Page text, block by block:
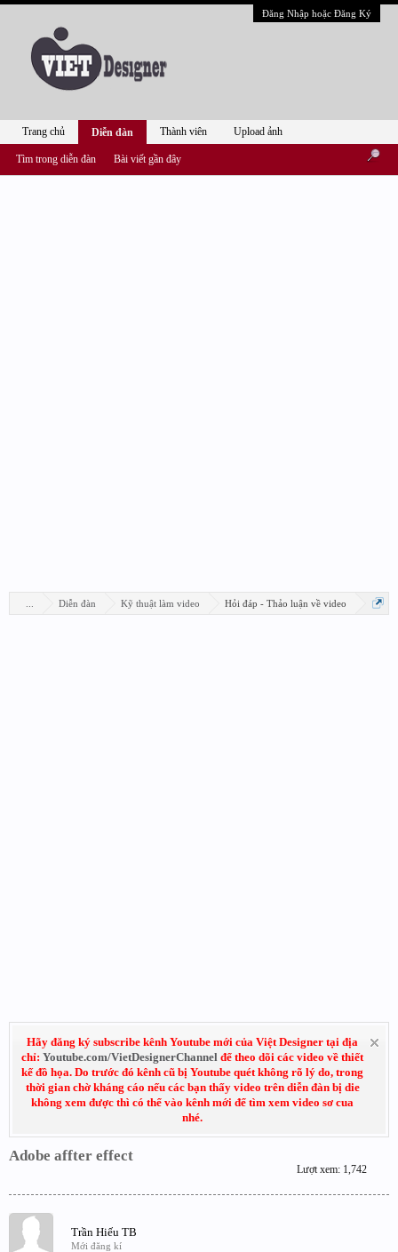
Đăng Nhập hoặc Đăng Ký
Diễn đàn Kỹ thuật làm video Hỏi đáp - Thảo luận về video
Hãy đăng ký subscribe kênh Youtube mới của Việt Designer tại địa
chỉ: Youtube.com/VietDesignerChannel để theo dõi các video về thiết
kế đồ họa. Do trước đó kênh cũ bị Youtube quét không rõ lý do, trong
thời gian chờ kháng cáo nếu các bạn thấy video trên diễn đàn bị die
không xem được thì có thể vào kênh mới để tìm xem video sơ cua
nhé.
Adobe affter effect
Lượt xem: 1,742
Trần Hiếu TB
Mới đăng kí
Trang chủ Diễn đàn
Tìm trong diễn đàn Bài viết gần đây
Thành viên Upload ảnh